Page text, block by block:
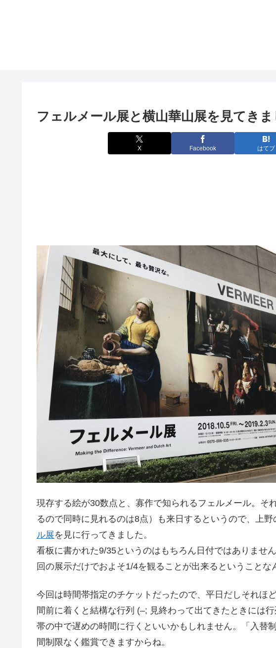
フェルメール展と横山華山展を見てきま
X Facebook はてブ
現存する絵が30数点と、寡作で知られるフェルメール。そ
るので同時に見れるのは8点）も来日するというので、上
ル展を見に行ってきました。
看板に書かれた9/35というのはもちろん日付ではありませ
回の展示だけでおよそ1/4を観ることが出来るということな
今回は時間帯指定のチケットだったので、平日だしそれほ
間前に着くと結構な行列 (–; 見終わって出てきたときには
帯の中で遅めの時間に行くといいかもしれません。「入替
間制限なく鑑賞できますからね。